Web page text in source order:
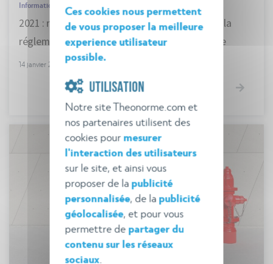
Informations générales
2021 : retour sur les 5 principales évolutions de la
réglementation en matière de sécurité incendie
14 janvier 2022
Ces cookies nous permettent
de vous proposer la meilleure
experience utilisateur
possible.
UTILISATION
Notre site Theonorme.com et
nos partenaires utilisent des
cookies pour mesurer
l'interaction des utilisateurs
sur le site, et ainsi vous
proposer de la publicité
personnalisée, de la publicité
géolocalisée, et pour vous
permettre de partager du
contenu sur les réseaux
sociaux